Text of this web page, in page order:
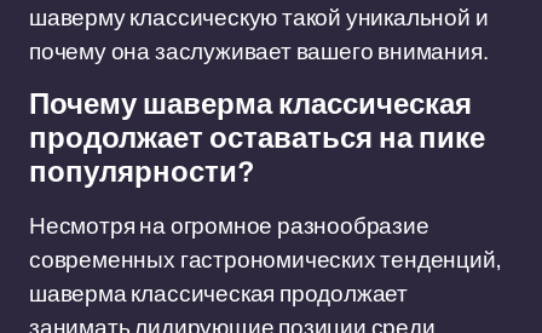
шаверму классическую такой уникальной и
почему она заслуживает вашего внимания.
Почему шаверма классическая
продолжает оставаться на пике
популярности?
Несмотря на огромное разнообразие
современных гастрономических тенденций,
шаверма классическая продолжает